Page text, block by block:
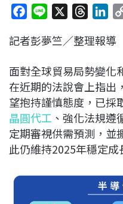
c
b
o
o
k
n
r
a
d
s
n
e
d
I
n
記者彭夢竺／整理報導
面對全球貿易局勢變化
在近期的法說會上指出
望抱持謹慎態度，已採
晶圓代工 、強化法規遵
定期審視供需預測，並
此仍維持2025年穩定成